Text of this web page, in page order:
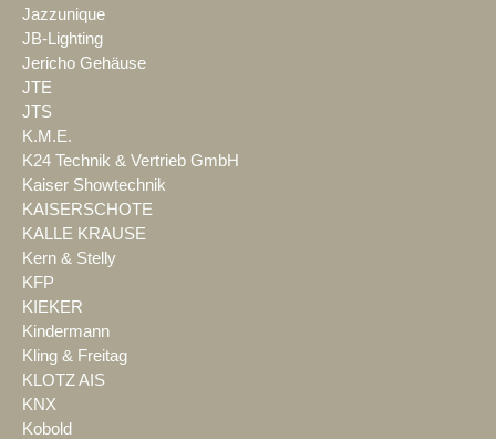
Jazzunique
JB-Lighting
Jericho Gehäuse
JTE
JTS
K.M.E.
K24 Technik & Vertrieb GmbH
Kaiser Showtechnik
KAISERSCHOTE
KALLE KRAUSE
Kern & Stelly
KFP
KIEKER
Kindermann
Kling & Freitag
KLOTZ AIS
KNX
Kobold